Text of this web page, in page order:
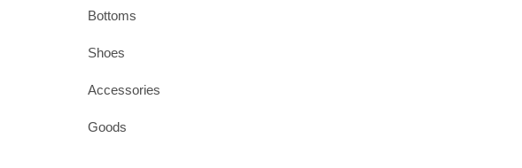
Bottoms
Shoes
Accessories
Goods